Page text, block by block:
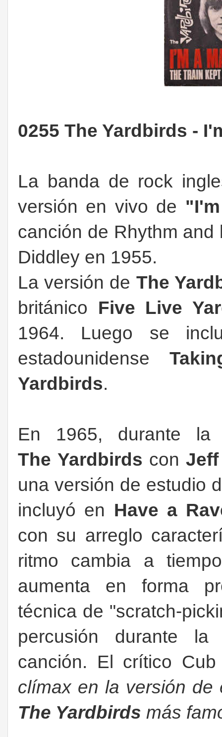
0255 The Yardbirds -
La banda de rock
versión en vivo de
canción de Rhythm
Diddley en 1955.
La versión de The
británico Five Live
1964. Luego se
estadounidense
Yardbirds.
En 1965, durante la
The Yardbirds con
una versión de estudio
incluyó en Have a
con su arreglo
ritmo cambia a
aumenta en forma
técnica de "scratch-
percusión durante
canción. El crítico
clímax en la versión de
The Yardbirds más